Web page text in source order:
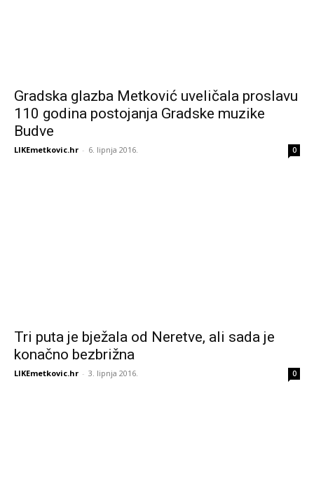
Gradska glazba Metković uveličala proslavu
110 godina postojanja Gradske muzike
Budve
LIKEmetkovic.hr - 6. lipnja 2016. 0
Tri puta je bježala od Neretve, ali sada je
konačno bezbrižna
LIKEmetkovic.hr - 3. lipnja 2016. 0